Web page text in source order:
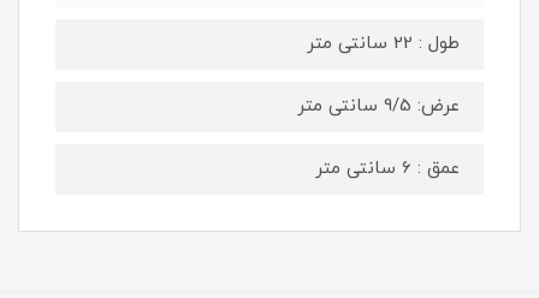
طول : 22 سانتی متر
عرض: 9/5 سانتی متر
عمق : 6 سانتی متر